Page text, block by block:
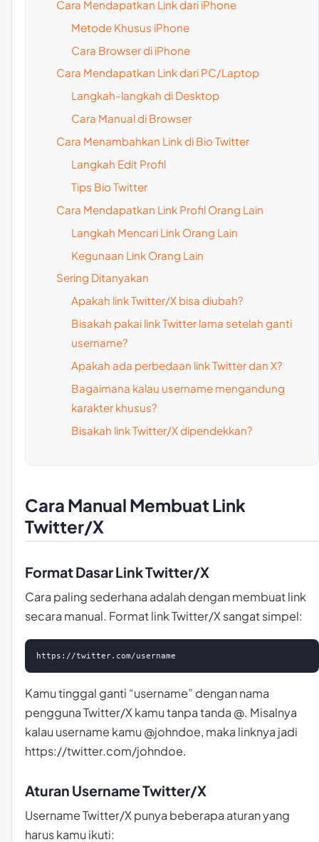
Cara Mendapatkan Link dari iPhone
Metode Khusus iPhone
Cara Browser di iPhone
Cara Mendapatkan Link dari PC/Laptop
Langkah-langkah di Desktop
Cara Manual di Browser
Cara Menambahkan Link di Bio Twitter
Langkah Edit Profil
Tips Bio Twitter
Cara Mendapatkan Link Profil Orang Lain
Langkah Mencari Link Orang Lain
Kegunaan Link Orang Lain
Sering Ditanyakan
Apakah link Twitter/X bisa diubah?
Bisakah pakai link Twitter lama setelah ganti
username?
Apakah ada perbedaan link Twitter dan X?
Bagaimana kalau username mengandung
karakter khusus?
Bisakah link Twitter/X dipendekkan?
Cara Manual Membuat Link
Twitter/X
Format Dasar Link Twitter/X
Cara paling sederhana adalah dengan membuat link
secara manual. Format link Twitter/X sangat simpel:
https://twitter.com/username
Kamu tinggal ganti “username” dengan nama
pengguna Twitter/X kamu tanpa tanda @. Misalnya
kalau username kamu @johndoe, maka linknya jadi
https://twitter.com/johndoe.
Aturan Username Twitter/X
Username Twitter/X punya beberapa aturan yang
harus kamu ikuti: